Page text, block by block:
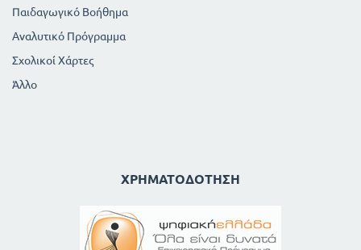
Παιδαγωγικό Βοήθημα
Αναλυτικό Πρόγραμμα
Σχολικοί Χάρτες
Άλλο
ΧΡΗΜΑΤΟΔΌΤΗΣΗ